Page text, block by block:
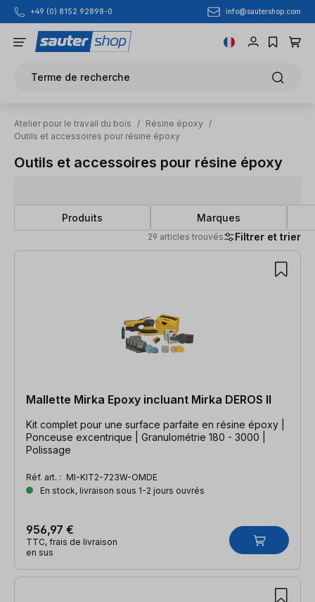
Passer au contenu principal
+49 (0) 8152 92898-0 info@sautershop.com
Terme de recherche
Atelier pour le travail du bois / Résine époxy /
Outils et accessoires pour résine époxy
Outils et accessoires pour résine époxy
Produits Marques
29 articles trouvés Filtrer et trier
29 articles trouvés
Mallette Mirka Epoxy incluant Mirka DEROS II
Kit complet pour une surface parfaite en résine époxy |
Ponceuse excentrique | Granulométrie 180 - 3000 |
Polissage
Réf. art. : MI-KIT2-723W-OMDE
En stock, livraison sous 1-2 jours ouvrés
956,97 €
TTC, frais de livraison
en sus